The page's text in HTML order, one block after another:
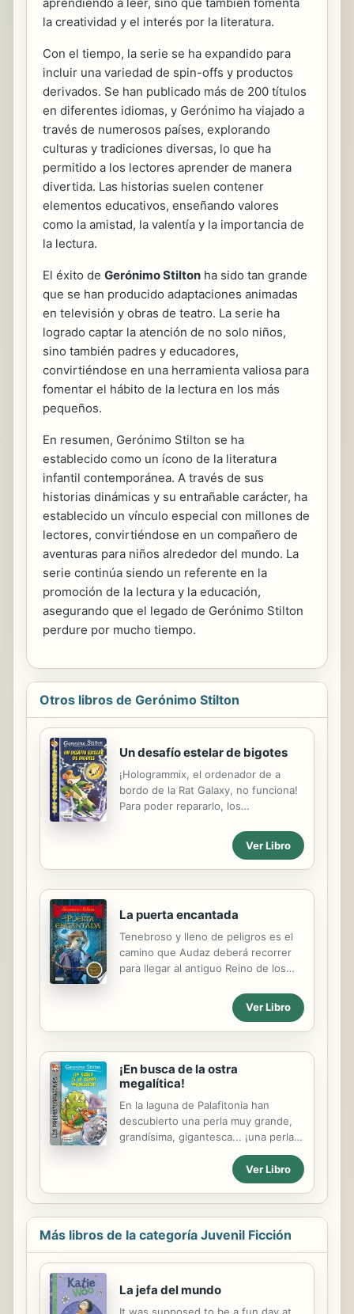
la creatividad y el interés por la literatura.
Con el tiempo, la serie se ha expandido para
incluir una variedad de spin-offs y productos
derivados. Se han publicado más de 200 títulos
en diferentes idiomas, y Gerónimo ha viajado a
través de numerosos países, explorando
culturas y tradiciones diversas, lo que ha
permitido a los lectores aprender de manera
divertida. Las historias suelen contener
elementos educativos, enseñando valores
como la amistad, la valentía y la importancia de
la lectura.
El éxito de Gerónimo Stilton ha sido tan grande
que se han producido adaptaciones animadas
en televisión y obras de teatro. La serie ha
logrado captar la atención de no solo niños,
sino también padres y educadores,
convirtiéndose en una herramienta valiosa para
fomentar el hábito de la lectura en los más
pequeños.
En resumen, Gerónimo Stilton se ha
establecido como un ícono de la literatura
infantil contemporánea. A través de sus
historias dinámicas y su entrañable carácter, ha
establecido un vínculo especial con millones de
lectores, convirtiéndose en un compañero de
aventuras para niños alrededor del mundo. La
serie continúa siendo un referente en la
promoción de la lectura y la educación,
asegurando que el legado de Gerónimo Stilton
perdure por mucho tiempo.
Otros libros de Gerónimo Stilton
Un desafío estelar de bigotes
¡Hologrammix, el ordenador de a
bordo de la Rat Galaxy, no funciona!
Para poder repararlo, los
Officinax, donde vive el mejor
inventor del universo. Pero en ese
planeta también rondan los
ordenador de a bordo...
Ver Libro
La puerta encantada
Tenebroso y lleno de peligros es el
camino que Audaz deberá recorrer
para llegar al antiguo Reino de los
amenazas para liberar a ese pueblo
de la tiranía del Ejército Oscuro y
aniquilar el poder de la Reina Negra.
Reino de la Fantasía.
Ver Libro
¡En busca de la ostra
megalítica!
En la laguna de Palafitonia han
descubierto una perla muy grande,
grandísima, gigantesca... ¡una perla
de proporciones megalíticas! ¿Y
quién puede sacarla del mar, sino
Geronimo Stiltonut? ¡Así es como
de extinción, repleta de peligros y
trampas... jurásicas!
Ver Libro
Más libros de la categoría Juvenil Ficción
La jefa del mundo
It was supposed to be a fun day at